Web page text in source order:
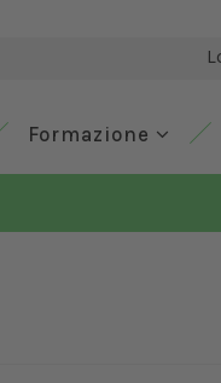
Formazione